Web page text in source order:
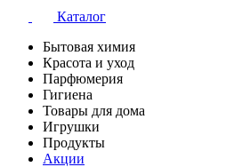
Каталог
Бытовая химия
Красота и уход
Парфюмерия
Гигиена
Товары для дома
Игрушки
Продукты
Акции